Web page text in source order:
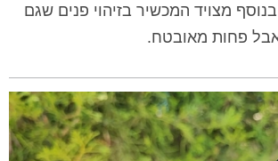
מצויד המכשיר בזיהוי פנים שגם
פחות מאובטח.